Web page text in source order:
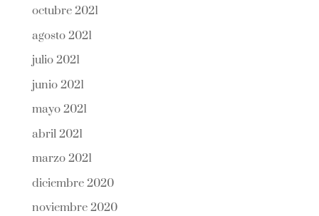
octubre 2021
agosto 2021
julio 2021
junio 2021
mayo 2021
abril 2021
marzo 2021
diciembre 2020
noviembre 2020